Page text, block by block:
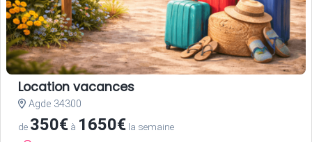
Location vacances
Agde 34300
de 350€ à 1650€ la semaine